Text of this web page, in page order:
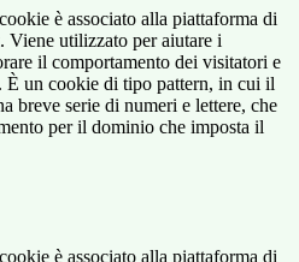
è associato alla piattaforma di
Viene utilizzato per aiutare i
il comportamento dei visitatori e
È un cookie di tipo pattern, in cui il
breve serie di numeri e lettere, che
per il dominio che imposta il
è associato alla piattaforma di